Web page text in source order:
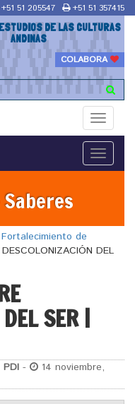
+51 51 205547 +51 51 357415
DE LAS CULTURAS
ANDINAS
COLABORA
Toggle
Toggle
Fortalecimiento de
DEL
SER |
-
14 noviembre,